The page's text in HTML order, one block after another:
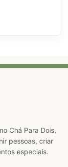
Chá Para Dois,
pessoas, criar
especiais.